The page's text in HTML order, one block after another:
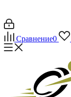
Сравнение0